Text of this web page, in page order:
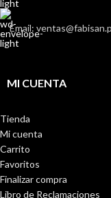
Email:
MI CUENTA
Tienda
Mi cuenta
Carrito
Favoritos
Finalizar compra
Libro de Reclamaciones